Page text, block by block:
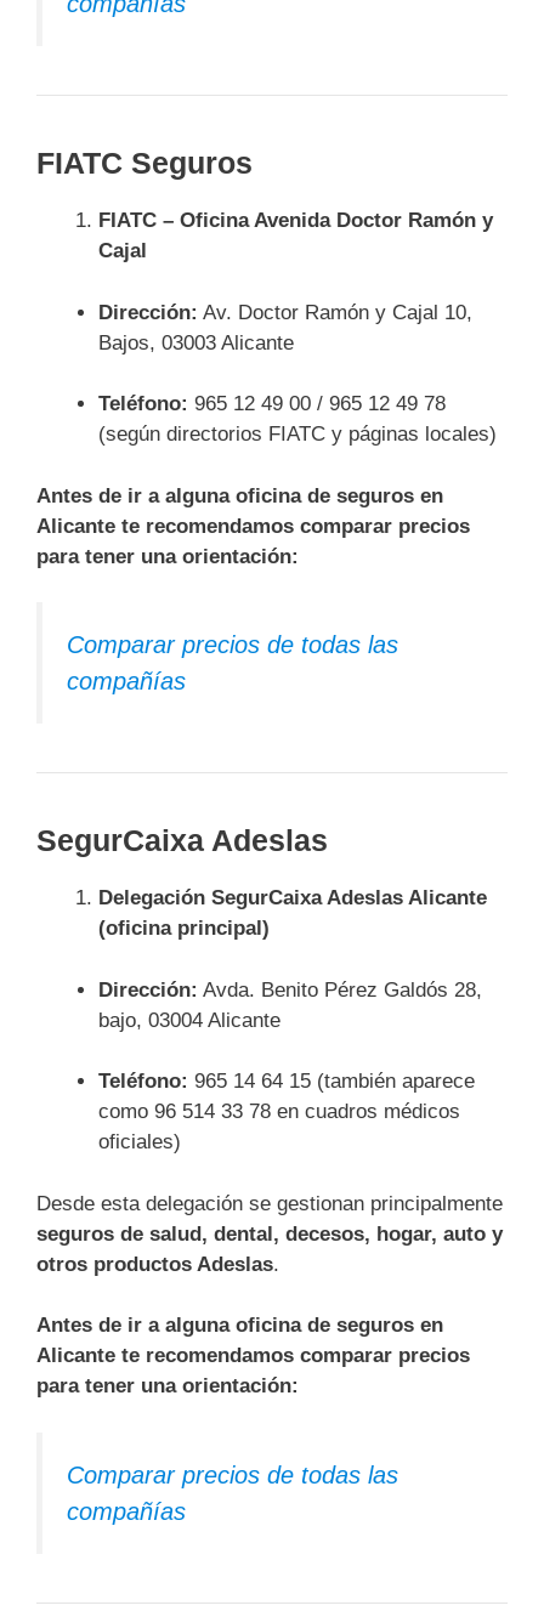
FIATC Seguros
FIATC – Oficina Avenida Doctor Ramón y
Cajal
Dirección: Av. Doctor Ramón y Cajal 10,
Bajos, 03003 Alicante
Teléfono: 965 12 49 00 / 965 12 49 78
(según directorios FIATC y páginas locales)
Antes de ir a alguna oficina de seguros en
Alicante te recomendamos comparar precios
para tener una orientación:
Comparar precios de todas las
compañías
SegurCaixa Adeslas
Delegación SegurCaixa Adeslas Alicante
(oficina principal)
Dirección: Avda. Benito Pérez Galdós 28,
bajo, 03004 Alicante
Teléfono: 965 14 64 15 (también aparece
como 96 514 33 78 en cuadros médicos
oficiales)
Desde esta delegación se gestionan principalmente
seguros de salud, dental, decesos, hogar, auto y
otros productos Adeslas.
Antes de ir a alguna oficina de seguros en
Alicante te recomendamos comparar precios
para tener una orientación:
Comparar precios de todas las
compañías